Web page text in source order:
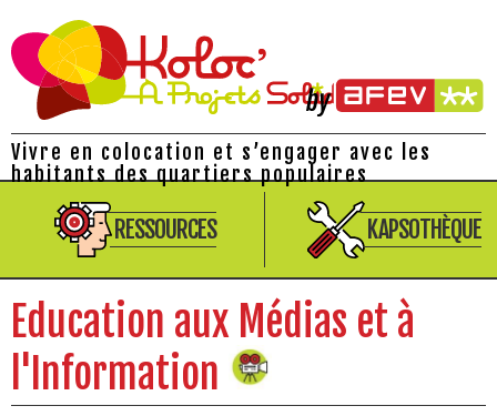
Vivre en colocation et s’engager avec les
habitants des quartiers populaires
RESSOURCES KAPSOTHÈQUE
Education aux Médias et à
l'Information